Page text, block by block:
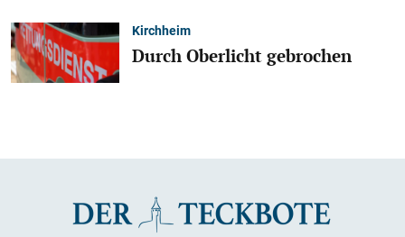
Kirchheim
Durch Oberlicht gebrochen